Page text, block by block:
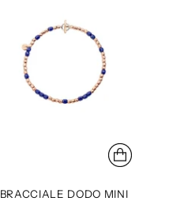
BRACCIALE DODO MINI